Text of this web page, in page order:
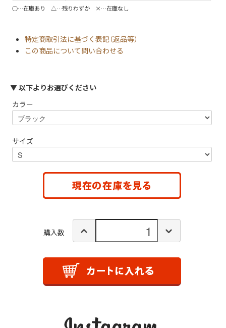
○…在庫あり △…残りわずか ×…在庫なし
特定商取引法に基づく表記（返品等）
この商品について問い合わせる
▼ 以下よりお選びください
カラー
サイズ
購入数